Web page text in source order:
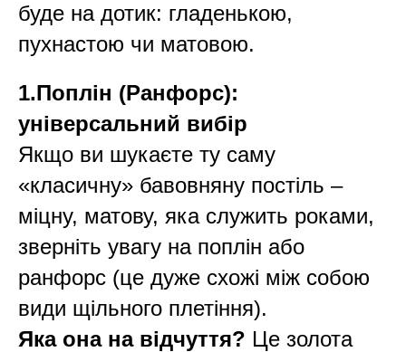
буде на дотик: гладенькою,
пухнастою чи матовою.
1.Поплін (Ранфорс):
універсальний вибір
Якщо ви шукаєте ту саму
«класичну» бавовняну постіль –
міцну, матову, яка служить роками,
зверніть увагу на поплін або
ранфорс (це дуже схожі між собою
види щільного плетіння).
Яка она на відчуття? Це золота